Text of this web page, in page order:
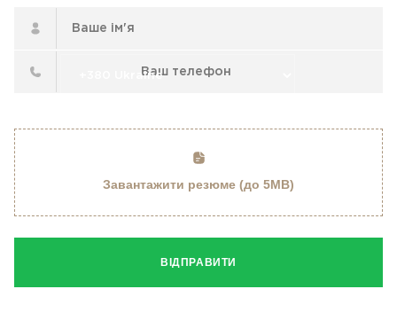
Завантажити резюме (до 5MB)
ВІДПРАВИТИ